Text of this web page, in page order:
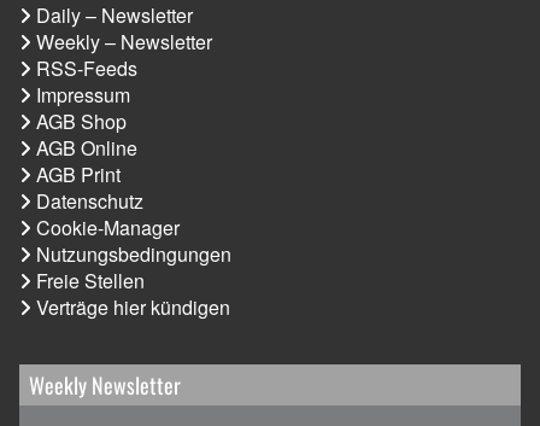
Daily – Newsletter
Weekly – Newsletter
RSS-Feeds
Impressum
AGB Shop
AGB Online
AGB Print
Datenschutz
Cookie-Manager
Nutzungsbedingungen
Freie Stellen
Verträge hier kündigen
Weekly Newsletter